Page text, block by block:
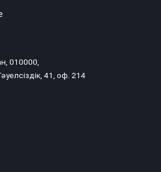
010000,
41, оф. 214